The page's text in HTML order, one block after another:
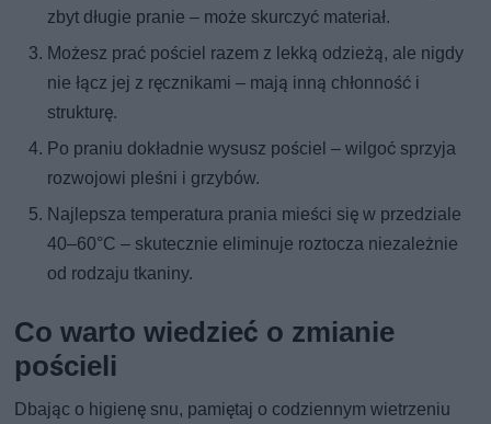
zbyt długie pranie – może skurczyć materiał.
Możesz prać pościel razem z lekką odzieżą, ale nigdy
nie łącz jej z ręcznikami – mają inną chłonność i
strukturę.
Po praniu dokładnie wysusz pościel – wilgoć sprzyja
rozwojowi pleśni i grzybów.
Najlepsza temperatura prania mieści się w przedziale
40–60°C – skutecznie eliminuje roztocza niezależnie
od rodzaju tkaniny.
Co warto wiedzieć o zmianie
pościeli
Dbając o higienę snu, pamiętaj o codziennym wietrzeniu